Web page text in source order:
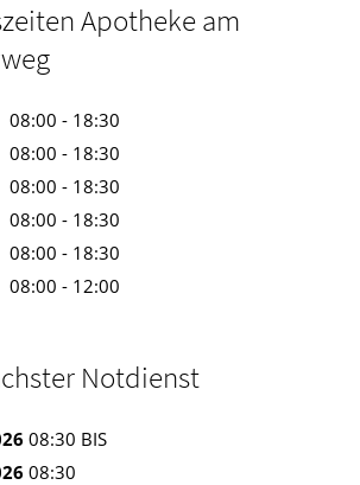
Apotheke am
08:00 - 18:30
08:00 - 18:30
08:00 - 18:30
08:00 - 18:30
08:00 - 18:30
08:00 - 12:00
Notdienst
08:30 BIS
08:30